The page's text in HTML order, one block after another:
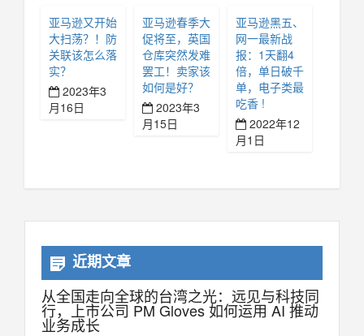
亚马逊又开始
大扫荡？！防
关联该怎么落
实？
2023年3
月16日
亚马逊春季大
促将至，英国
仓库突然发难
罢工！卖家该
如何是好？
2023年3
月15日
亚马逊黑五、
网一最新战
报：1天翻4
倍，单日破千
单，电子类最
吃香 !
2022年12
月1日
近期文章
从全国走向全球的台湾之光：远见与科技同
行，上市公司 PM Gloves 如何运用 AI 推动
业务成长